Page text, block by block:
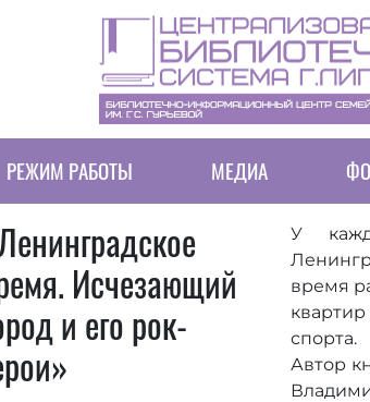
Перейти
к
основному
РЕЖИМ РАБОТЫ МЕДИА
Исчезающий
и его рок-
У
время
спорта.
Автор